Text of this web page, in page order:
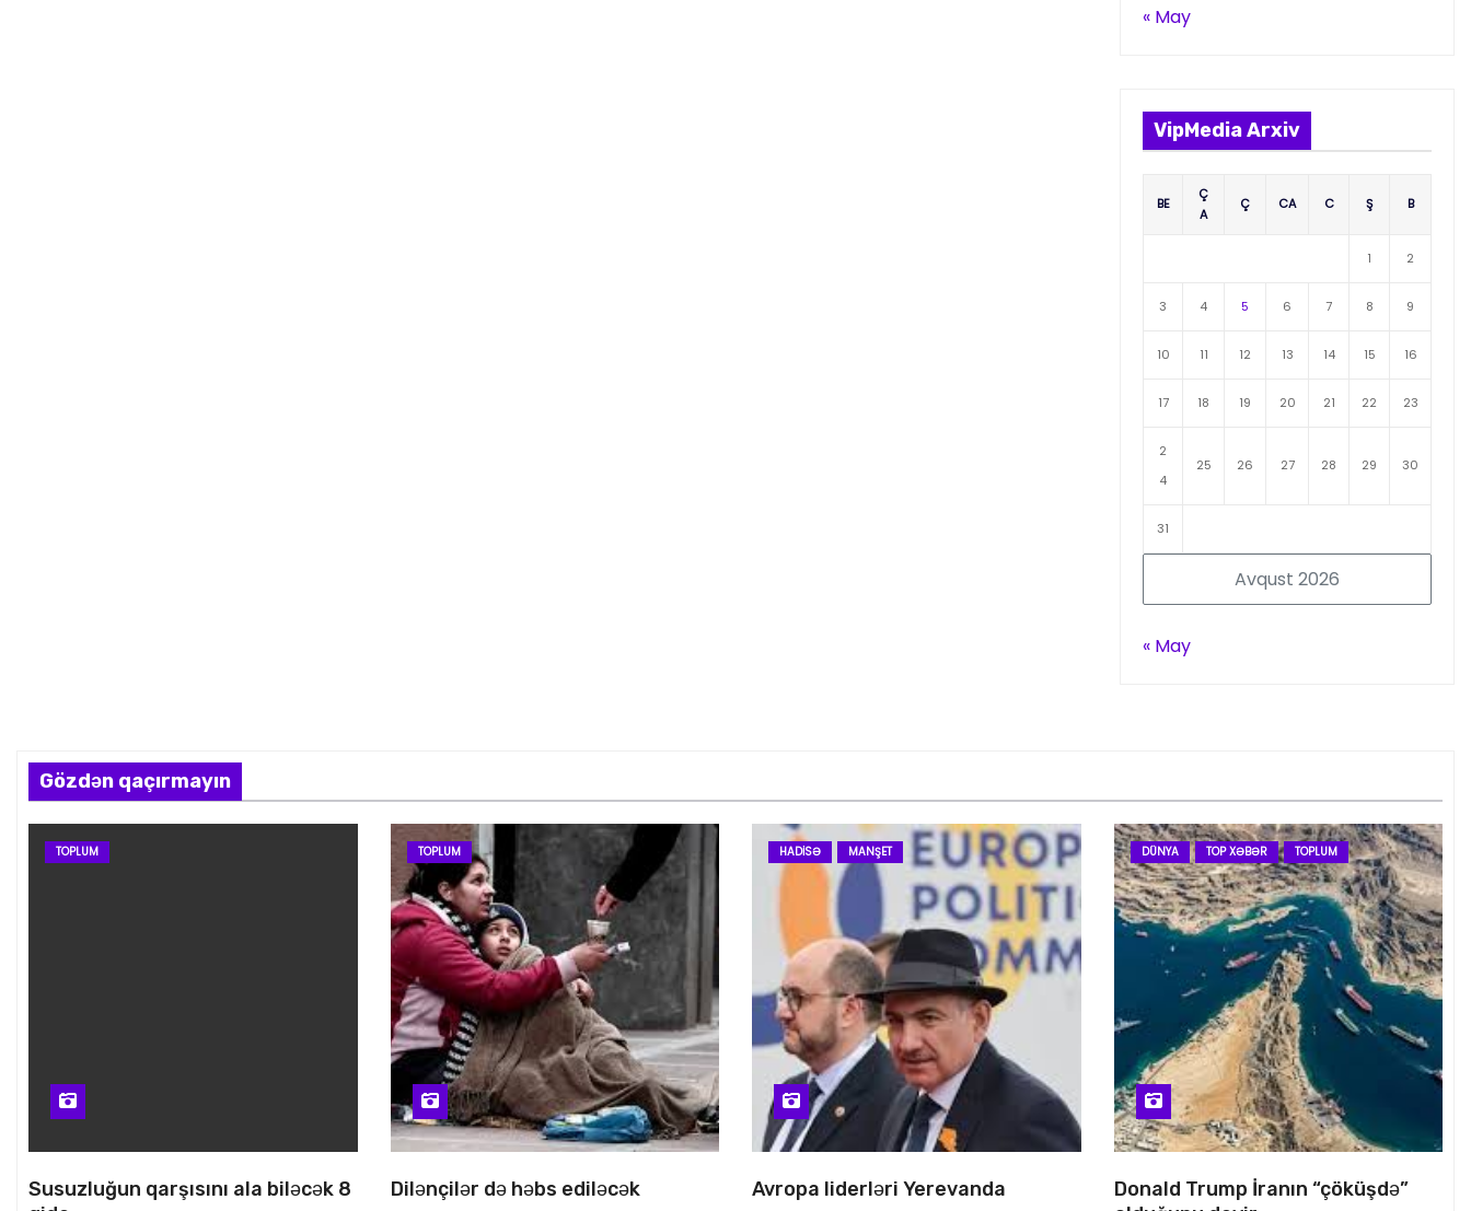
« May
VipMedia Arxiv
Avqust 2026
BE
Ç
A
Ç CA C Ş B
1 2
3 4 5 6 7 8 9
10 11 12 13 14 15 16
17 18 19 20 21 22 23
2
4
25 26 27 28 29 30
31
« May
Gözdən qaçırmayın
TOPLUM
Susuzluğun qarşısını ala biləcək 8
TOPLUM
Dilənçilər də həbs ediləcək
HADISƏ MANŞET
Avropa liderləri Yerevanda
DÜNYA TOP XƏBƏR TOPLUM
Donald Trump İranın “çöküşdə”